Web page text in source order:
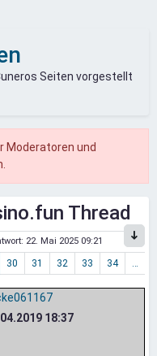
Seiten vorgestellt
Moderatoren und
Thread
22. Mai 2025 09:21
30 31 32 33 34 …
18:37